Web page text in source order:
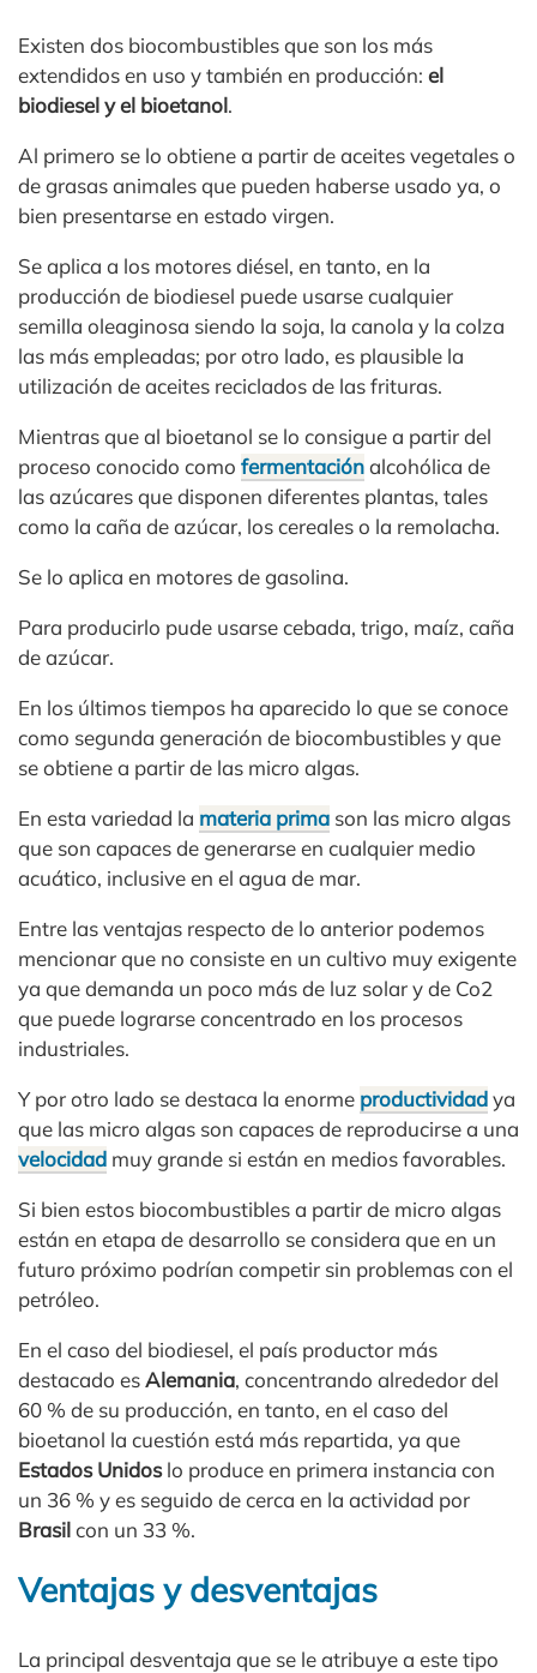
Existen dos biocombustibles que son los más
extendidos en uso y también en producción: el
biodiesel y el bioetanol.
Al primero se lo obtiene a partir de aceites vegetales o
de grasas animales que pueden haberse usado ya, o
bien presentarse en estado virgen.
Se aplica a los motores diésel, en tanto, en la
producción de biodiesel puede usarse cualquier
semilla oleaginosa siendo la soja, la canola y la colza
las más empleadas; por otro lado, es plausible la
utilización de aceites reciclados de las frituras.
Mientras que al bioetanol se lo consigue a partir del
proceso conocido como fermentaciónalcohólica de
las azúcares que disponen diferentes plantas, tales
como la caña de azúcar, los cereales o la remolacha.
Se lo aplica en motores de gasolina.
Para producirlo pude usarse cebada, trigo, maíz, caña
de azúcar.
En los últimos tiempos ha aparecido lo que se conoce
como segunda generación de biocombustibles y que
se obtiene a partir de las micro algas.
En esta variedad la materia prima son las micro algas
que son capaces de generarse en cualquier medio
acuático, inclusive en el agua de mar.
Entre las ventajas respecto de lo anterior podemos
mencionar que no consiste en un cultivo muy exigente
ya que demanda un poco más de luz solar y de Co2
que puede lograrse concentrado en los procesos
industriales.
Y por otro lado se destaca la enorme productividadya
que las micro algas son capaces de reproducirse a una
velocidad muy grande si están en medios favorables.
Si bien estos biocombustibles a partir de micro algas
están en etapa de desarrollo se considera que en un
futuro próximo podrían competir sin problemas con el
petróleo.
En el caso del biodiesel, el país productor más
destacado esAlemania, concentrando alrededor del
60 % de su producción, en tanto, en el caso del
bioetanol la cuestión está más repartida, ya que
Estados Unidoslo produce en primera instancia con
un 36 % y es seguido de cerca en la actividad por
Brasilcon un 33 %.
Ventajas y desventajas
La principal desventaja que se le atribuye a este tipo